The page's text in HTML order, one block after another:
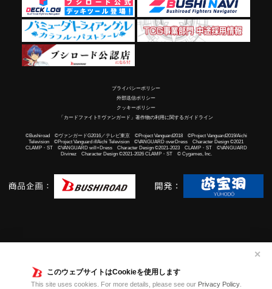
このウェブサイトはCookieを使用します
This site uses cookies. For more details, please see our Privacy Policy.
✕
プライバシーポリシー
外部送信ポリシー
クッキーポリシー
「カードファイト!! ヴァンガード」著作物の利用に関するガイドライン
©Bushiroad ©ヴァンガードG2016／テレビ東京 ©Project Vanguard2018 ©Project Vanguard2019/Aichi
Television ©Project Vanguard if/Aichi Television ©VANGUARD overDress Character Design ©2021
CLAMP・ST ©VANGUARD will+Dress Character Design ©2021-2023 CLAMP・ST ©VANGUARD
Divinez Character Design ©2021-2026 CLAMP・ST © Cygames, Inc.